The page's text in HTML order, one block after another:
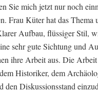
Sie mich jetzt nur noch
Frau Küter hat das Thema
Aufbau, flüssiger Stil,
sehr gute Sichtung und
ihre Arbeit aus. Die
Historiker, dem
den Diskussionsstand